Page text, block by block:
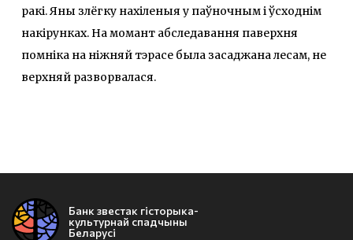
ракі. Яны злёгку нахіленыя у паўночным і ўсходнім
накірунках. На момант абследавання паверхня
помніка на ніжняй тэрасе была засаджана лесам, не
верхняй разворвалася.
Банк звестак гісторыка-
культурнай спадчыны
Беларусі